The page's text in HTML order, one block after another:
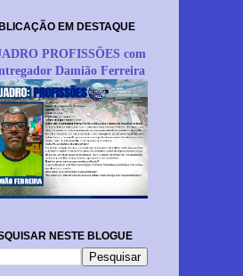
EM DESTAQUE
PROFISSÕES com
Damião Ferreira
NESTE BLOGUE